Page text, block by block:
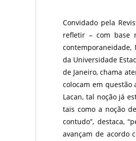
Convidado pela
refletir – com base
contemporaneidade,
da Universidade
de Janeiro, chama
colocam em questão
Lacan, tal noção já
tais como a noção
contudo”, destaca,
avançam de acordo